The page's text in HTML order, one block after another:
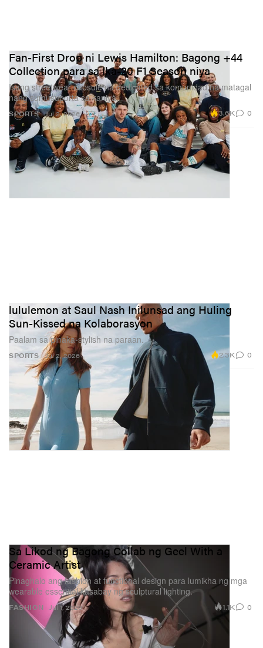
SPORTS
Fan-First Drop ni Lewis Hamilton: Bagong +44
Collection para sa Ika-20 F1 Season niya
Isang streetwear capsule na dedicated sa komunidad na matagal
nang sumusuporta sa kaniya.
Jul 2, 2026 3.6K 0
SPORTS
lululemon at Saul Nash Inilunsad ang Huling
Sun-Kissed na Kolaborasyon
Paalam sa pinaka-stylish na paraan.
Jul 2, 2026 2.3K 0
FASHION
Sa Likod ng Bagong Collab ng Geel With a
Ceramic Artist
Pinaghalo ang fashion at functional design para lumikha ng mga
wearable essential kasabay ng sculptural lighting.
Jul 1, 2026 1.1K 0